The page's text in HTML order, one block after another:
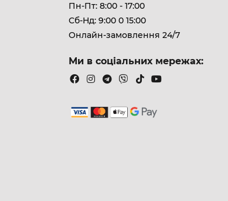
Пн-Пт: 8:00 - 17:00
Сб-Нд: 9:00 0 15:00
Онлайн-замовлення 24/7
Ми в соціальних мережах: